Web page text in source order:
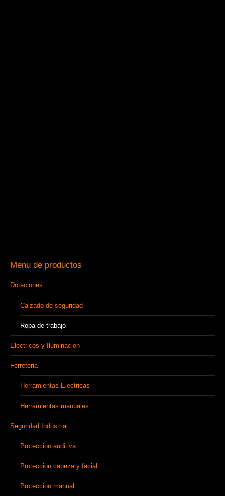
Menu de productos
Dotaciones
Calzado de seguridad
Ropa de trabajo
Electricos y Iluminacion
Ferreteria
Herramientas Electricas
Herramientas manuales
Seguridad Industrial
Proteccion auditiva
Proteccion cabeza y facial
Proteccion manual